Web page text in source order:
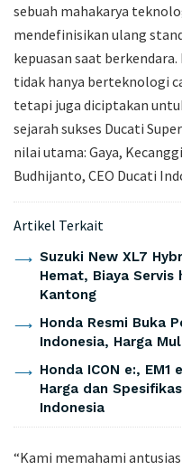
sebuah mahakarya
mendefinisikan ulang
kepuasan saat
tidak hanya berteknologi
tetapi juga diciptakan
sejarah sukses Ducati
nilai utama: Gaya,
Budhijanto, CEO Ducati
Artikel Terkait
Suzuki New XL7
Hemat, Biaya Servis
Kantong
Honda Resmi Buka
Indonesia, Harga
Honda ICON e:, EM1
Harga dan
Indonesia
“Kami memahami